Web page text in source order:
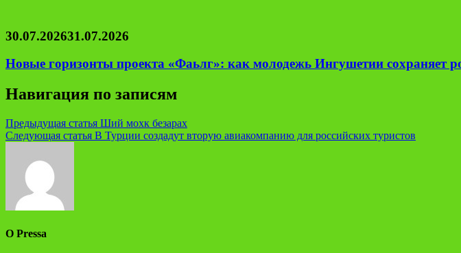
30.07.202631.07.2026
Новые горизонты проекта «Фаьлг»: как молодежь Ингушетии сохраняет
Навигация по записям
Предыдущая статья Ший мохк безарах
Следующая статья В Турции создадут вторую авиакомпанию для российских туристов
О Pressa